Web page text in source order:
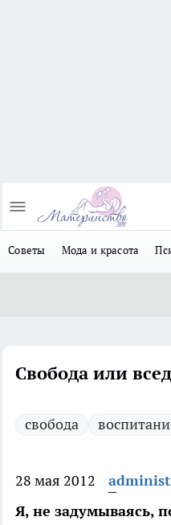
Советы Мода и красота
Свобода или
свобода
28 мая 2012
Я, не задумываясь,